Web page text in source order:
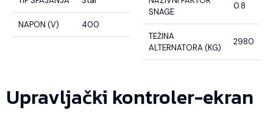
NAPON (V) 400
SNAGE
0.8
TEŽINA
ALTERNATORA (KG)
2980
Upravljački kontroler-ekran